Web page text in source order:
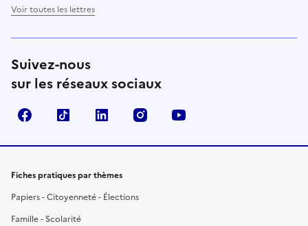
Voir toutes les lettres
Suivez-nous
sur les réseaux sociaux
FacebookTikTok LinkedIn Instagram
Fiches pratiques par thèmes
Papiers - Citoyenneté - Élections
Famille - Scolarité